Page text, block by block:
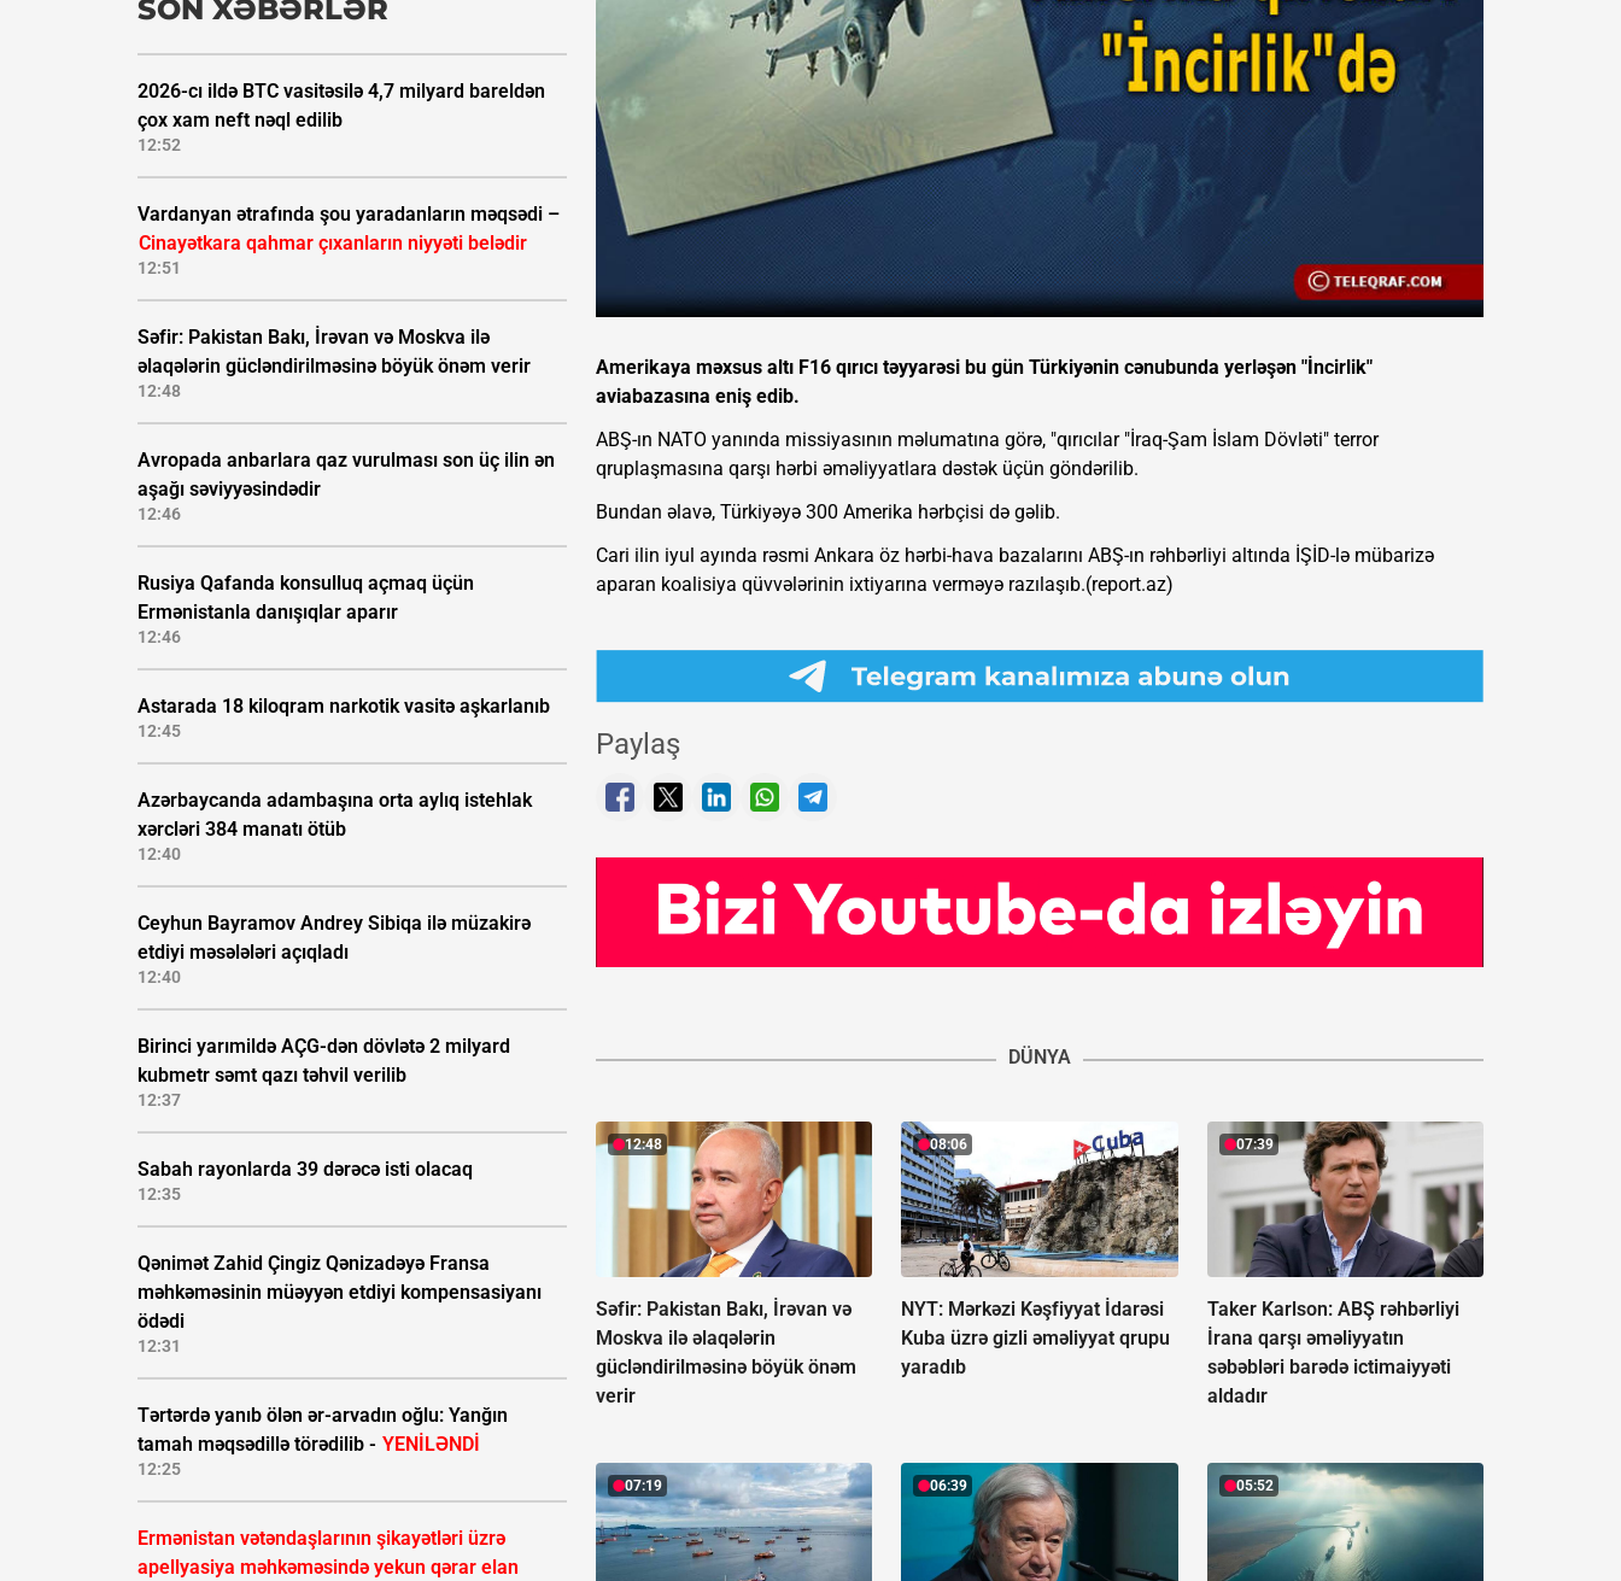
SON XƏBƏRLƏR
2026-cı ildə BTC vasitəsilə 4,7 milyard bareldən
çox xam neft nəql edilib
12:52
Vardanyan ətrafında şou yaradanların məqsədi –
Cinayətkara qahmar çıxanların niyyəti belədir
12:51
Səfir: Pakistan Bakı, İrəvan və Moskva ilə
əlaqələrin gücləndirilməsinə böyük önəm verir
12:48
Avropada anbarlara qaz vurulması son üç ilin ən
aşağı səviyyəsindədir
12:46
Rusiya Qafanda konsulluq açmaq üçün
Ermənistanla danışıqlar aparır
12:46
Astarada 18 kiloqram narkotik vasitə aşkarlanıb
12:45
Azərbaycanda adambaşına orta aylıq istehlak
xərcləri 384 manatı ötüb
12:40
Ceyhun Bayramov Andrey Sibiqa ilə müzakirə
etdiyi məsələləri açıqladı
12:40
Birinci yarımildə AÇG-dən dövlətə 2 milyard
kubmetr səmt qazı təhvil verilib
12:37
Sabah rayonlarda 39 dərəcə isti olacaq
12:35
Qənimət Zahid Çingiz Qənizadəyə Fransa
məhkəməsinin müəyyən etdiyi kompensasiyanı
ödədi
12:31
Tərtərdə yanıb ölən ər-arvadın oğlu: Yanğın
tamah məqsədillə törədilib - YENİLƏNDİ
12:25
Ermənistan vətəndaşlarının şikayətləri üzrə
apellyasiya məhkəməsində yekun qərar elan
Amerikaya məxsus altı F16 qırıcı təyyarəsi bu gün Türkiyənin cənubunda yerləşən "İncirlik"
aviabazasına eniş edib.
ABŞ-ın NATO yanında missiyasının məlumatına görə, "qırıcılar "İraq-Şam İslam Dövləti" terror
qruplaşmasına qarşı hərbi əməliyyatlara dəstək üçün göndərilib.
Bundan əlavə, Türkiyəyə 300 Amerika hərbçisi də gəlib.
Cari ilin iyul ayında rəsmi Ankara öz hərbi-hava bazalarını ABŞ-ın rəhbərliyi altında İŞİD-lə mübarizə
aparan koalisiya qüvvələrinin ixtiyarına verməyə razılaşıb.(report.az)
Paylaş
DÜNYA
12:48
Səfir: Pakistan Bakı, İrəvan və
Moskva ilə əlaqələrin
gücləndirilməsinə böyük önəm
verir
08:06
NYT: Mərkəzi Kəşfiyyat İdarəsi
Kuba üzrə gizli əməliyyat qrupu
yaradıb
07:39
Taker Karlson: ABŞ rəhbərliyi
İrana qarşı əməliyyatın
səbəbləri barədə ictimaiyyəti
aldadır
07:19 06:39 05:52